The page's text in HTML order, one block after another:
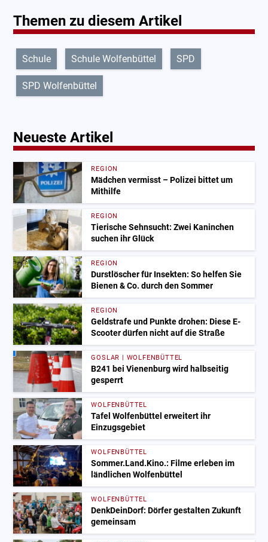
Themen zu diesem Artikel
Schule Schule Wolfenbüttel SPD
SPD Wolfenbüttel
Neueste Artikel
REGION
Mädchen vermisst – Polizei bittet um
Mithilfe
REGION
Tierische Sehnsucht: Zwei Kaninchen
suchen ihr Glück
REGION
Durstlöscher für Insekten: So helfen Sie
Bienen & Co. durch den Sommer
REGION
Geldstrafe und Punkte drohen: Diese E-
Scooter dürfen nicht auf die Straße
GOSLAR | WOLFENBÜTTEL
B241 bei Vienenburg wird halbseitig
gesperrt
WOLFENBÜTTEL
Tafel Wolfenbüttel erweitert ihr
Einzugsgebiet
WOLFENBÜTTEL
Sommer.Land.Kino.: Filme erleben im
ländlichen Wolfenbüttel
WOLFENBÜTTEL
DenkDeinDorf: Dörfer gestalten Zukunft
gemeinsam